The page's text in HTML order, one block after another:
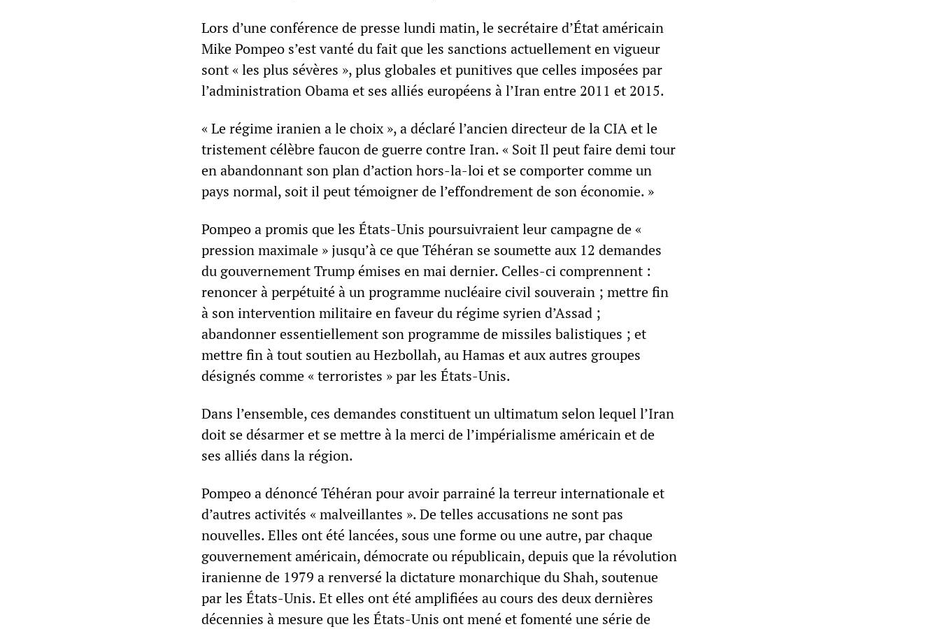
Lors d’une conférence de presse lundi matin, le secrétaire d’État américain
Mike Pompeo s’est vanté du fait que les sanctions actuellement en vigueur
sont « les plus sévères », plus globales et punitives que celles imposées par
l’administration Obama et ses alliés européens à l’Iran entre 2011 et 2015.
« Le régime iranien a le choix », a déclaré l’ancien directeur de la CIA et le
tristement célèbre faucon de guerre contre Iran. « Soit Il peut faire demi tour
en abandonnant son plan d’action hors-la-loi et se comporter comme un
pays normal, soit il peut témoigner de l’effondrement de son économie. »
Pompeo a promis que les États-Unis poursuivraient leur campagne de «
pression maximale » jusqu’à ce que Téhéran se soumette aux 12 demandes
du gouvernement Trump émises en mai dernier. Celles-ci comprennent :
renoncer à perpétuité à un programme nucléaire civil souverain ; mettre fin
à son intervention militaire en faveur du régime syrien d’Assad ;
abandonner essentiellement son programme de missiles balistiques ; et
mettre fin à tout soutien au Hezbollah, au Hamas et aux autres groupes
désignés comme « terroristes » par les États-Unis.
Dans l’ensemble, ces demandes constituent un ultimatum selon lequel l’Iran
doit se désarmer et se mettre à la merci de l’impérialisme américain et de
ses alliés dans la région.
Pompeo a dénoncé Téhéran pour avoir parrainé la terreur internationale et
d’autres activités « malveillantes ». De telles accusations ne sont pas
nouvelles. Elles ont été lancées, sous une forme ou une autre, par chaque
gouvernement américain, démocrate ou républicain, depuis que la révolution
iranienne de 1979 a renversé la dictature monarchique du Shah, soutenue
par les États-Unis. Et elles ont été amplifiées au cours des deux dernières
décennies à mesure que les États-Unis ont mené et fomenté une série de